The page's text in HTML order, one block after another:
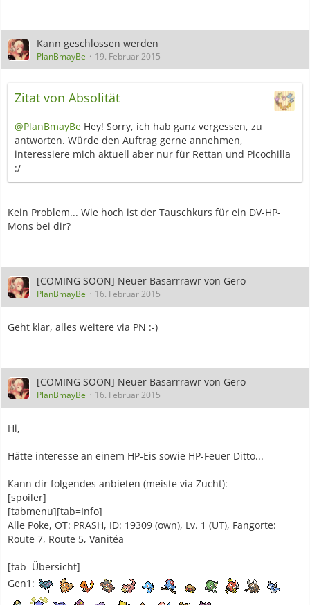
Kann geschlossen werden
PlanBmayBe 19. Februar 2015
Zitat von Absolität
@PlanBmayBe Hey! Sorry, ich hab ganz vergessen, zu
antworten. Würde den Auftrag gerne annehmen,
interessiere mich aktuell aber nur für Rettan und Picochilla
:/
Kein Problem... Wie hoch ist der Tauschkurs für ein DV-HP-
Mons bei dir?
[COMING SOON] Neuer Basarrrawr von Gero
PlanBmayBe 16. Februar 2015
Geht klar, alles weitere via PN :-)
[COMING SOON] Neuer Basarrrawr von Gero
PlanBmayBe 16. Februar 2015
Hi,
Hätte interesse an einem HP-Eis sowie HP-Feuer Ditto...
Kann dir folgendes anbieten (meiste via Zucht):
[spoiler]
[tabmenu][tab=Info]
Alle Poke, OT: PRASH, ID: 19309 (own), Lv. 1 (UT), Fangorte:
Route 7, Route 5, Vanitéa
[tab=Übersicht]
Gen1: